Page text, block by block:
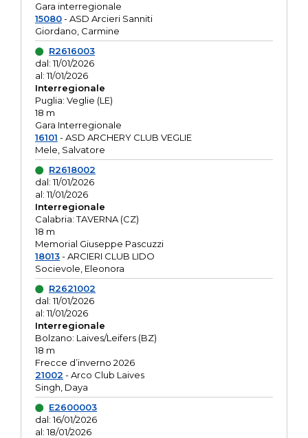
Gara interregionale
15080- ASD Arcieri Sanniti
Giordano, Carmine
R2616003
dal: 11/01/2026
al: 11/01/2026
Interregionale
Puglia: Veglie (LE)
18 m
Gara Interregionale
16101 - ASD ARCHERY CLUB VEGLIE
Mele, Salvatore
R2618002
dal: 11/01/2026
al: 11/01/2026
Interregionale
Calabria: TAVERNA (CZ)
18 m
Memorial Giuseppe Pascuzzi
18013- ARCIERI CLUB LIDO
Socievole, Eleonora
R2621002
dal: 11/01/2026
al: 11/01/2026
Interregionale
Bolzano: Laives/Leifers (BZ)
18 m
Frecce d’inverno 2026
21002 - Arco Club Laives
Singh, Daya
E2600003
dal: 16/01/2026
al: 18/01/2026